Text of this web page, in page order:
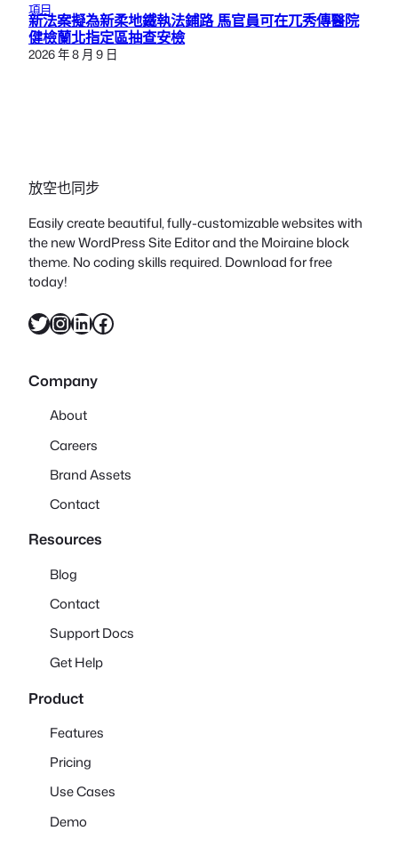
項目
新法案擬為新柔地鐵執法鋪路 馬官員可在兀秀傳醫院
健檢蘭北指定區抽查安檢
2026 年 8 月 9 日
放空也同步
Easily create beautiful, fully-customizable websites with
the new WordPress Site Editor and the Moiraine block
theme. No coding skills required. Download for free
today!
X InstagramLinkedIn Facebook
Company
About
Careers
Brand Assets
Contact
Resources
Blog
Contact
Support Docs
Get Help
Product
Features
Pricing
Use Cases
Demo